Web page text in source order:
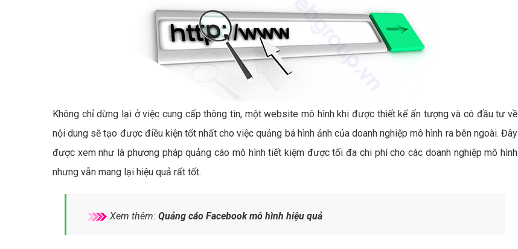
Không chỉ dừng lại ở việc cung cấp thông tin, một website mô hình khi được thiết kế ấn tượng và có đầu tư về
nội dung sẽ tạo được điều kiện tốt nhất cho việc quảng bá hình ảnh của doanh nghiệp mô hình ra bên ngoài. Đây
được xem như là phương pháp quảng cáo mô hình tiết kiệm được tối đa chi phí cho các doanh nghiệp mô hình
nhưng vẫn mang lại hiệu quả rất tốt.
Xem thêm: Quảng cáo Facebook mô hình hiệu quả